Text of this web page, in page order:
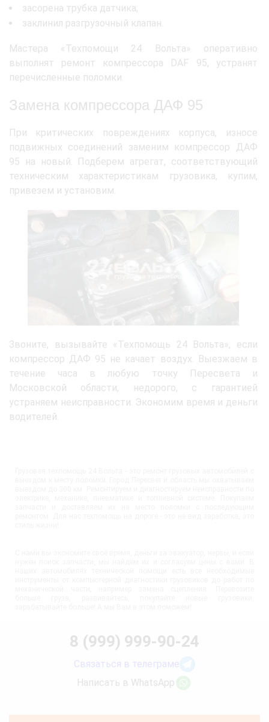
засорена трубка датчика;
заклинил разгрузочный клапан.
Мастера «Техпомощи 24 Вольта» оперативно
выполнят ремонт компрессора DAF 95, устранят
перечисленные поломки.
Замена компрессора ДАФ 95
При критических повреждениях корпуса, износе
подвижных соединений заменим компрессор ДАФ
95 на новый. Подберем агрегат, соответствующий
техническим характеристикам грузовика, купим,
привезем и установим.
Звоните, вызывайте «Техпомощь 24 Вольта», если
компрессор ДАФ 95 не качает воздух. Выезжаем в
течение часа в любую точку Пересвета и
Московской области, недорого, с гарантией
устраняем неисправности. Экономим время и деньги
водителей.
8 (999) 999-90-24
Связаться в телеграме
Написать в WhatsApp